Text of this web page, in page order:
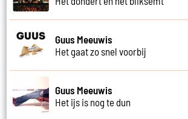
Guus Meeuwis
Het gaat zo snel voorbij
Guus Meeuwis
Het ijs is nog te dun